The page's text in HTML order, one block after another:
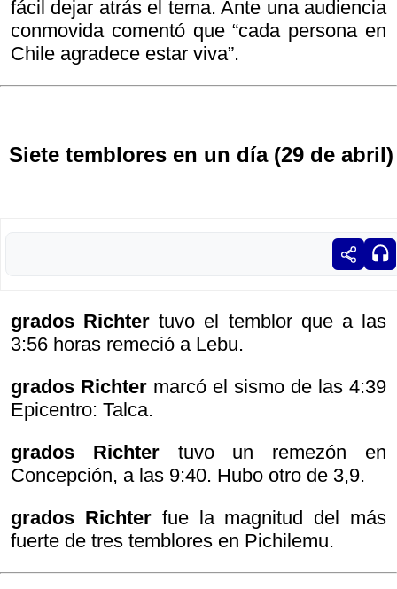
fácil dejar atrás el tema. Ante una audiencia
conmovida comentó que “cada persona en
Chile agradece estar viva”.
Siete temblores en un día (29 de abril)
grados Richtertuvo el temblor que a las
3:56 horas remeció a Lebu.
grados Richter marcó el sismo de las 4:39
Epicentro: Talca.
grados Richter tuvo un remezón en
Concepción, a las 9:40. Hubo otro de 3,9.
grados Richter fue la magnitud del más
fuerte de tres temblores en Pichilemu.